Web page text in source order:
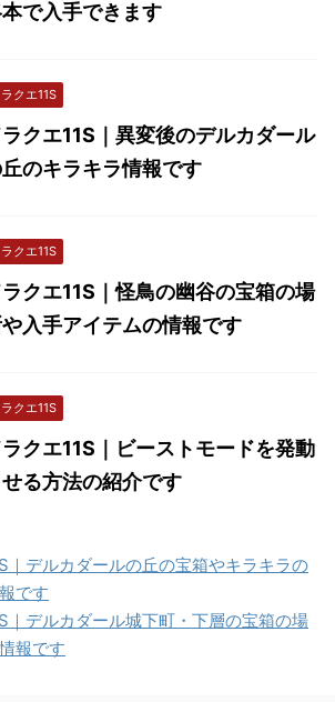
で入手できます
ラクエ11S
ラクエ11S｜異変後のデルカダール
のキラキラ情報です
ラクエ11S
ラクエ11S｜怪鳥の幽谷の宝箱の場
や入手アイテムの情報です
ラクエ11S
ラクエ11S｜ビーストモードを発動
せる方法の紹介です
｜デルカダールの丘の宝箱やキラキラの
です
｜デルカダール城下町・下層の宝箱の場
報です